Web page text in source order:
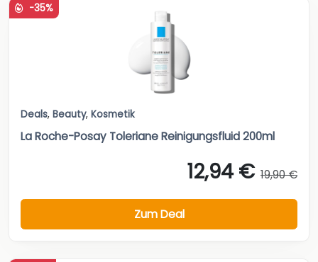
-35%
Deals, Beauty, Kosmetik
La Roche-Posay Toleriane Reinigungsfluid 200ml
12,94 € 19,90 €
Zum Deal